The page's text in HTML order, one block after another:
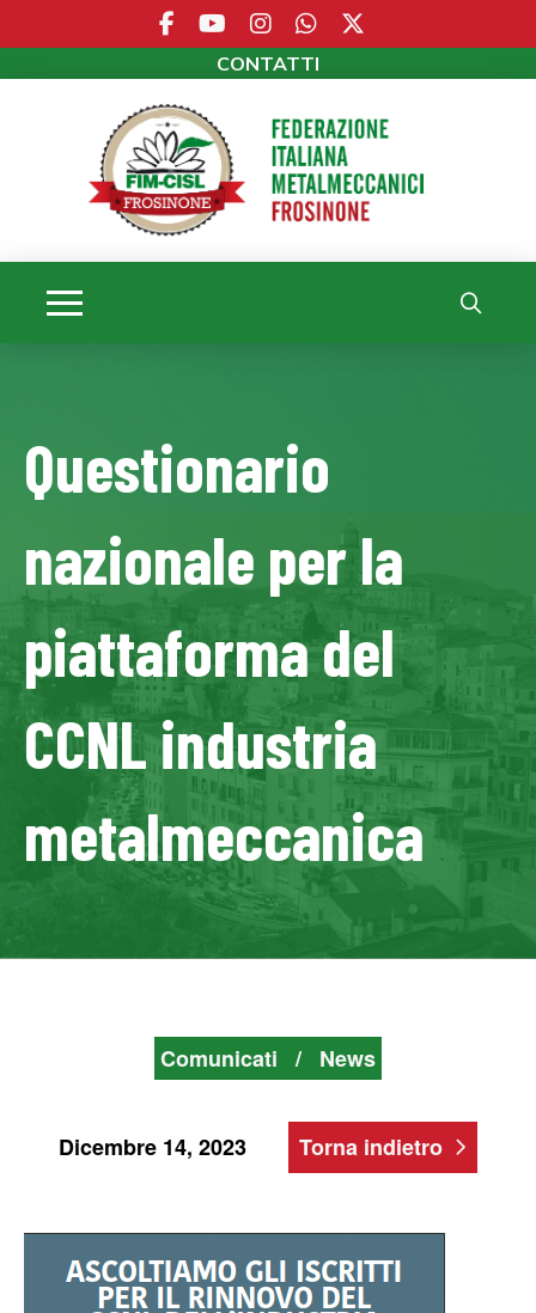
CONTATTI
Questionario
nazionale per la
piattaforma del
CCNL industria
metalmeccanica
Comunicati / News
Dicembre 14, 2023 Torna indietro